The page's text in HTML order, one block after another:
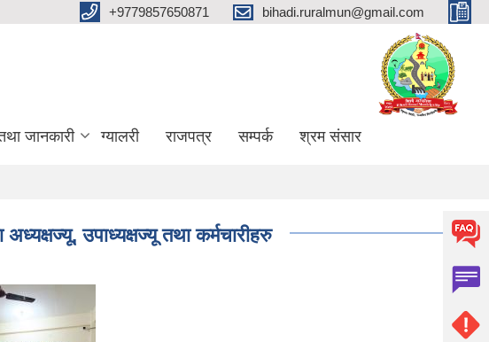
+9779857650871 bihadi.ruralmun@gmail.com
जानकारी ग्यालरी राजपत्र सम्पर्क श्रम संसार
उपाध्यक्षज्यू तथा कर्मचारीहरु